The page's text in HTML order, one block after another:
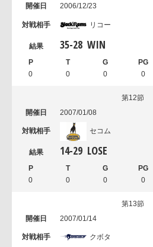
2006/12/23
リコー
35-28 WIN
0 0 0 0
第12節
2007/01/08
セコム
14-29 LOSE
0 0 0 0
第13節
2007/01/14
クボタ